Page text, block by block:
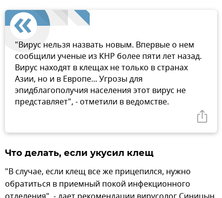
"Вирус нельзя назвать новым. Впервые о нем
сообщили ученые из КНР более пяти лет назад.
Вирус находят в клещах не только в странах
Азии, но и в Европе... Угрозы для
эпидблагополучия населения этот вирус не
представляет", - отметили в ведомстве.
Что делать, если укусил клещ
"В случае, если клещ все же прицепился, нужно
обратиться в приемный покой инфекционного